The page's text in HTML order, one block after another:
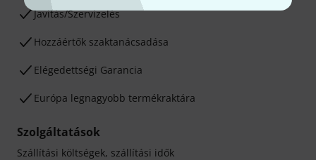
Javítás/Szervizelés
Hozzáértők szaktanácsadása
Elégedettségi Garancia
Európa legnagyobb termékraktára
Szolgáltatások
Szállítási költségek, szállítási idők